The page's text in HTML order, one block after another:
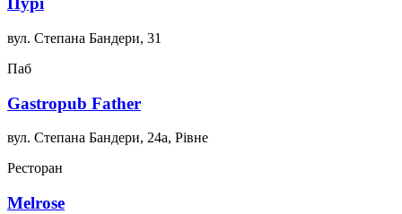
вул. Степана Бандери, 31
Паб
Gastropub Father
вул. Степана Бандери, 24а, Рівне
Ресторан
Melrose